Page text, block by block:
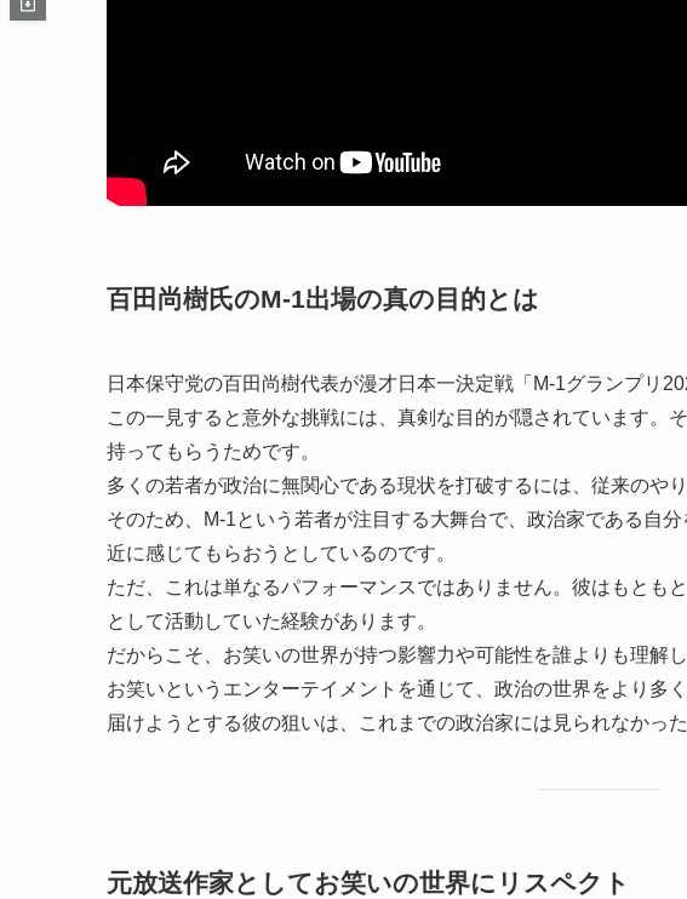
百田尚樹氏のM-1出場の真の目的とは
日本保守党の百田尚樹代表が漫才日本一決定戦「M-1グランプリ
この一見すると意外な挑戦には、真剣な目的が隠されています。
持ってもらうためです。
多くの若者が政治に無関心である現状を打破するには、従来のや
そのため、M-1という若者が注目する大舞台で、政治家である自
近に感じてもらおうとしているのです。
ただ、これは単なるパフォーマンスではありません。彼はもとも
として活動していた経験があります。
だからこそ、お笑いの世界が持つ影響力や可能性を誰よりも理解
お笑いというエンターテイメントを通じて、政治の世界をより多
届けようとする彼の狙いは、これまでの政治家には見られなかっ
元放送作家としてお笑いの世界にリスペクト